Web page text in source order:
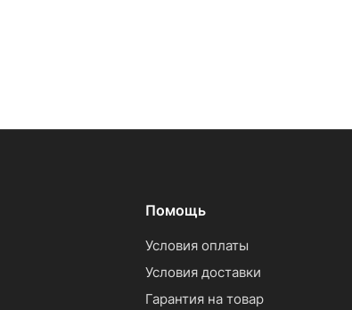
Помощь
Условия оплаты
Условия доставки
Гарантия на товар